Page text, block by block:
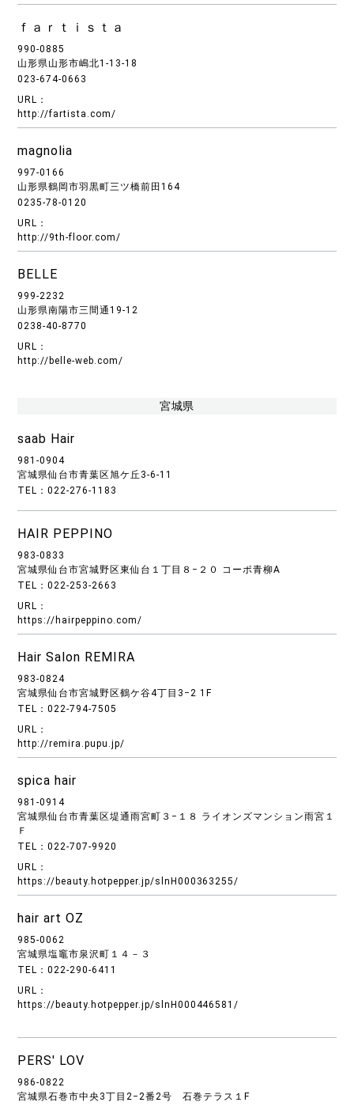
ｆａｒｔｉｓｔａ
990-0885
山形県山形市嶋北1-13-18
023-674-0663
URL：
http://fartista.com/
magnolia
997-0166
山形県鶴岡市羽黒町三ツ橋前田164
0235-78-0120
URL：
http://9th-floor.com/
BELLE
999-2232
山形県南陽市三間通19-12
0238-40-8770
URL：
http://belle-web.com/
宮城県
saab Hair
981-0904
宮城県仙台市青葉区旭ケ丘3-6-11
TEL：022-276-1183
HAIR PEPPINO
983-0833
宮城県仙台市宮城野区東仙台１丁目８−２０ コーポ青柳A
TEL：022-253-2663
URL：
https://hairpeppino.com/
Hair Salon REMIRA
983-0824
宮城県仙台市宮城野区鶴ケ谷4丁目3−2 1F
TEL：022-794-7505
URL：
http://remira.pupu.jp/
spica hair
981-0914
宮城県仙台市青葉区堤通雨宮町３−１８ ライオンズマンション雨宮１
Ｆ
TEL：022-707-9920
URL：
https://beauty.hotpepper.jp/slnH000363255/
hair art OZ
985-0062
宮城県塩竈市泉沢町１４－３
TEL：022-290-6411
URL：
https://beauty.hotpepper.jp/slnH000446581/
PERS' LOV
986-0822
宮城県石巻市中央3丁目2−2番2号 石巻テラス１F